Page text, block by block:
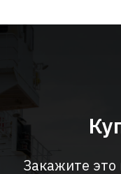
Закажите это